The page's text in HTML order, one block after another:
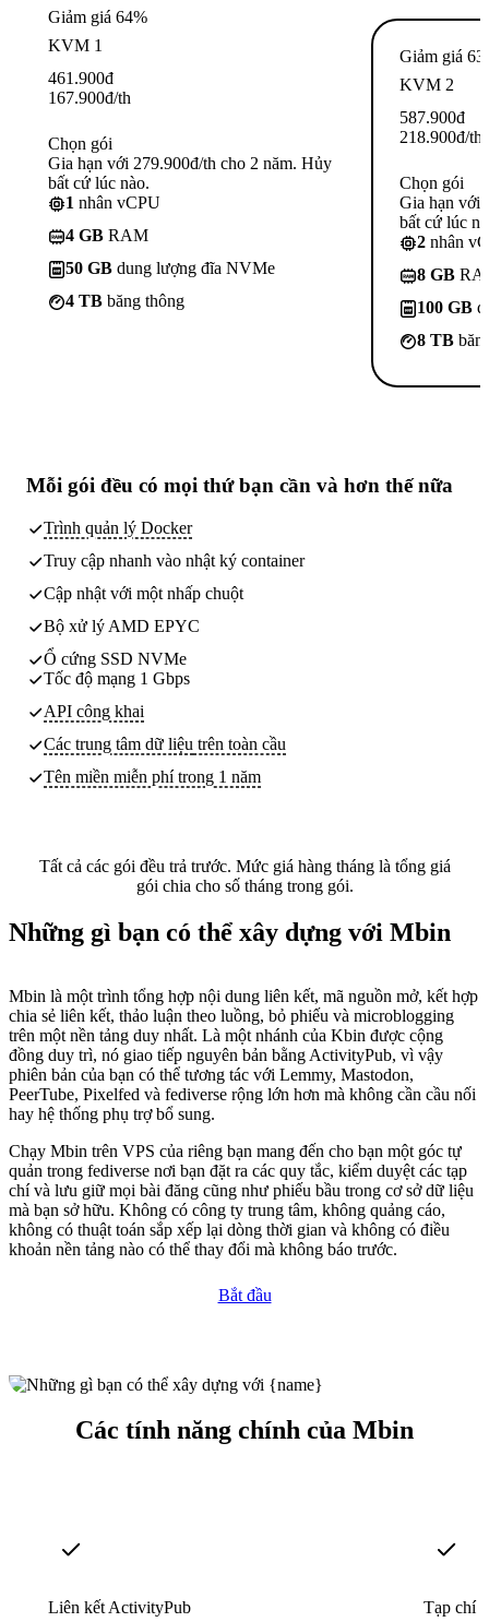
Giảm giá 64%
KVM 1
461.900đ
167.900đ/th
Chọn gói
Gia hạn với 279.900đ/th cho 2 năm. Hủy
bất cứ lúc nào.
1 nhân vCPU
4 GB RAM
50 GB dung lượng đĩa NVMe
4 TB băng thông
Giảm giá
KVM 2
587.900đ
218.900đ/th
Chọn gói
Gia hạn với
bất cứ lúc
2 nhân
8 GB
100 GB
8 TB
Mỗi gói đều có mọi thứ bạn cần và hơn thế nữa
Trình quản lý Docker
Truy cập nhanh vào nhật ký container
Cập nhật với một nhấp chuột
Bộ xử lý AMD EPYC
Ổ cứng SSD NVMe
Tốc độ mạng 1 Gbps
API công khai
Các trung tâm dữ liệu trên toàn cầu
Tên miền miễn phí trong 1 năm
Tất cả các gói đều trả trước. Mức giá hàng tháng là tổng giá
gói chia cho số tháng trong gói.
Những gì bạn có thể xây dựng với Mbin
Mbin là một trình tổng hợp nội dung liên kết, mã nguồn mở, kết hợp
chia sẻ liên kết, thảo luận theo luồng, bỏ phiếu và microblogging
trên một nền tảng duy nhất. Là một nhánh của Kbin được cộng
đồng duy trì, nó giao tiếp nguyên bản bằng ActivityPub, vì vậy
phiên bản của bạn có thể tương tác với Lemmy, Mastodon,
PeerTube, Pixelfed và fediverse rộng lớn hơn mà không cần cầu nối
hay hệ thống phụ trợ bổ sung.
Chạy Mbin trên VPS của riêng bạn mang đến cho bạn một góc tự
quản trong fediverse nơi bạn đặt ra các quy tắc, kiểm duyệt các tạp
chí và lưu giữ mọi bài đăng cũng như phiếu bầu trong cơ sở dữ liệu
mà bạn sở hữu. Không có công ty trung tâm, không quảng cáo,
không có thuật toán sắp xếp lại dòng thời gian và không có điều
khoản nền tảng nào có thể thay đổi mà không báo trước.
Bắt đầu
Các tính năng chính của Mbin
Liên kết ActivityPub Tạp chí